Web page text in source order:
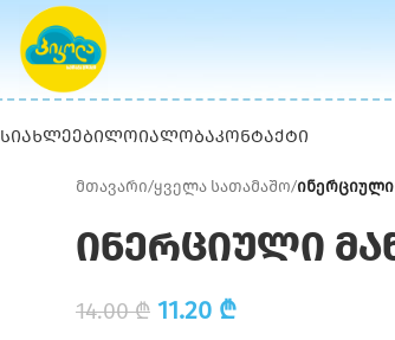
ᲡᲘᲐᲮᲚᲔᲔᲑᲘᲚᲝᲘᲐᲚᲝᲑᲐᲙᲝᲜᲢᲐᲥᲢᲘ
მთავარი/ყველა სათამაშო/ინერციული
ინერციული
14.00₾ 11.20 ₾